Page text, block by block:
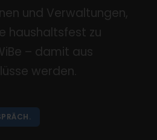
und Verwaltungen,
haushaltsfest zu
– damit aus
werden.